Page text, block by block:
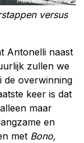
versus
Antonelli naast
zullen we
de overwinning
keer is dat
maar
en
met Bono,